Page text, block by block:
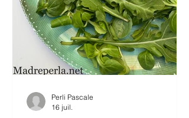
Perli Pascale
16 juil.